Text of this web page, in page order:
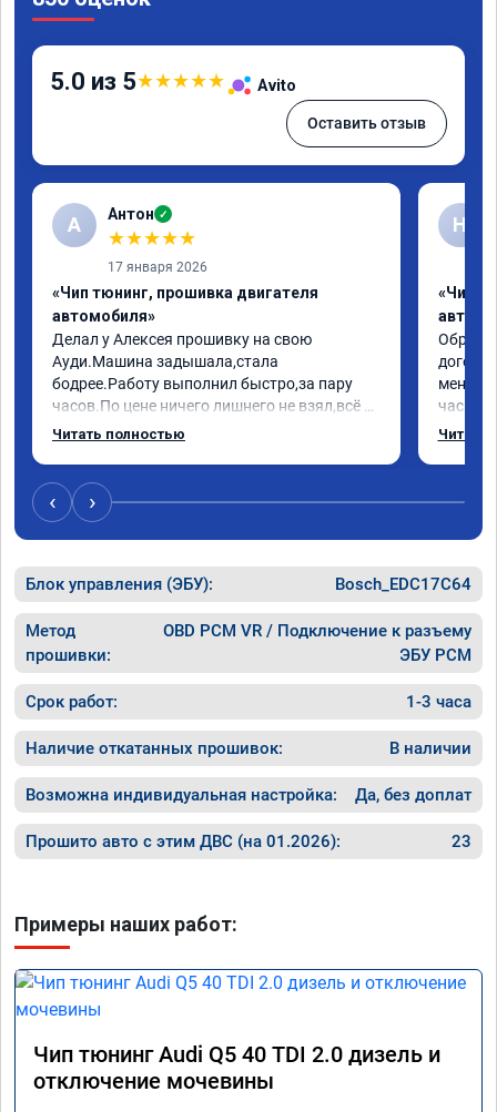
5.0 из 5★★★★★ Avito
Оставить отзыв
А Антон ✓
★★★★★
17 января 2026
«Чип тюнинг, прошивка двигателя
автомобиля»
Делал у Алексея прошивку на свою
Ауди.Машина задышала,стала
бодрее.Работу выполнил быстро,за пару
часов.По цене ничего лишнего не взял,всё
как договаривались заранее.После работы
случае поломки авто.Однозначно
рекомендую Алексея как грамотного
специалиста!
Читать полностью
Н
«Чип
меня
час
Арман
Читать
‹ ›
Блок управления (ЭБУ): Bosch_EDC17C64
Метод
прошивки:
OBD PCM VR / Подключение к разъему
ЭБУ PCM
Срок работ: 1-3 часа
Наличие откатанных прошивок: В наличии
Возможна индивидуальная настройка: Да, без доплат
Прошито авто с этим ДВС (на 01.2026): 23
Примеры наших работ:
Чип тюнинг Audi Q5 40 TDI 2.0 дизель и
отключение мочевины